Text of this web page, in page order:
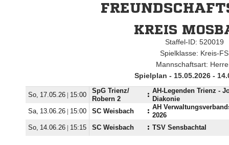
KREIS
Staffel-ID: 520019
Spielklasse: Kreis-FS
Mannschaftsart:
Spielplan - 15.05.2026 -
  | 
SpG Trienz/​
Robern 2
:
AH-Legenden Trienz -
Diakonie
  |  SC Weisbach :
AH
2026
  |  SC Weisbach : TSV Sensbachtal